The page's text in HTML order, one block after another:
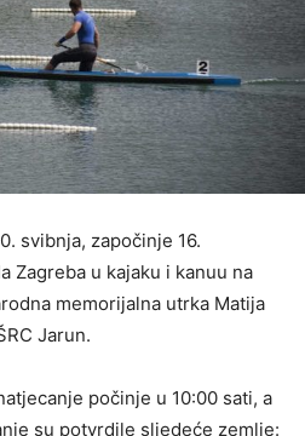
svibnja, započinje 16.
Zagreba u kajaku i kanuu na
memorijalna utrka Matija
Jarun.
počinje u 10:00 sati, a
su potvrdile sljedeće zemlje: